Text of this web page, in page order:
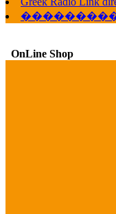
���������
OnLine Shop